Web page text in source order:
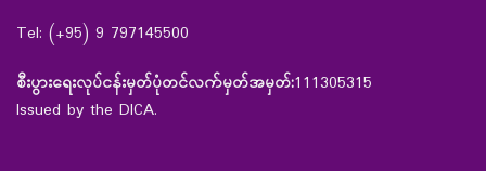
Tel: (+95) 9 797145500
စီးပွားရေးလုပ်ငန်းမှတ်ပုံတင်လက်မှတ်အမှတ်:111305315
Issued by the DICA.